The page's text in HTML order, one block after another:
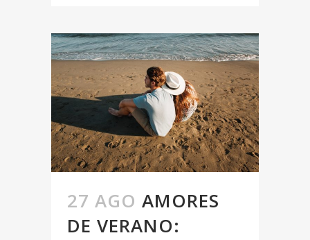
27 AGO AMORES
DE VERANO: